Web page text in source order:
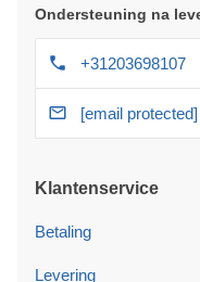
Ondersteuning na
+31203698107
[email protected]
Klantenservice
Betaling
Levering